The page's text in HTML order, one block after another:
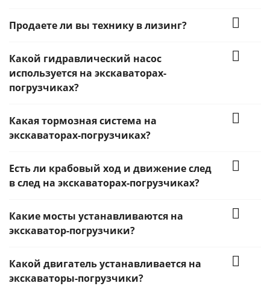
Продаете ли вы технику в лизинг?
Какой гидравлический насос
используется на экскаваторах-
погрузчиках?
Какая тормозная система на
экскаваторах-погрузчиках?
Есть ли крабовый ход и движение след
в след на экскаваторах-погрузчиках?
Какие мосты устанавливаются на
экскаватор-погрузчики?
Какой двигатель устанавливается на
экскаваторы-погрузчики?